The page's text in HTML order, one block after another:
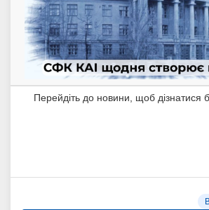
Перейдіть до новини, щоб дізнатися